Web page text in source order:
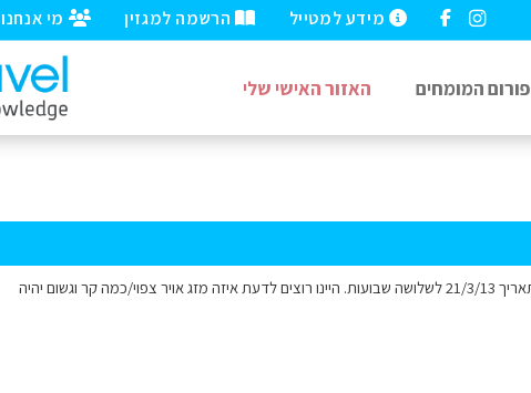
מי אנחנו הרשמה למגזין מידע למטייל
פורום המומחים האזור האישי שלי
אנו מתכוונים לנסוע ליפן (מיאג'מה/קיוטו/טקיאמה/טוקיו)בתאריך 21/3/13 לשלושה שבועות. היינו רוצים לדעת איזה מזג אויר צפוי/כמה קר וגשום יהיה